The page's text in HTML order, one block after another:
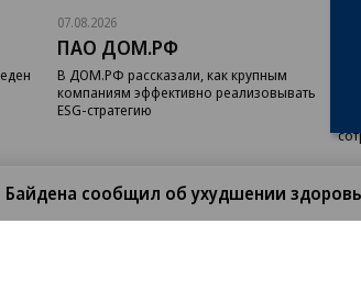
07.08.2026
ПАО ДОМ.РФ
В ДОМ.РФ рассказали, как крупным
компаниям эффективно реализовывать
ESG-стратегию
и
сообщил об ухудшении